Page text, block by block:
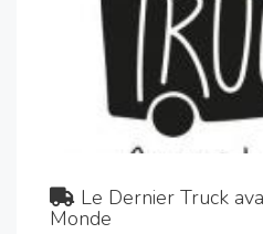
Le Dernier Truck
Monde